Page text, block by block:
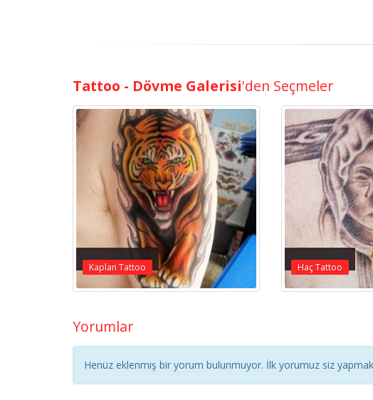
Tattoo - Dövme Galerisi'den Seçmeler
Kaplan Tattoo Haç Tattoo
Yorumlar
Henüz eklenmiş bir yorum bulunmuyor. İlk yorumuz siz